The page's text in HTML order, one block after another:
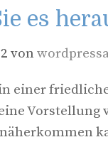
es
von
einer
Vorstellung